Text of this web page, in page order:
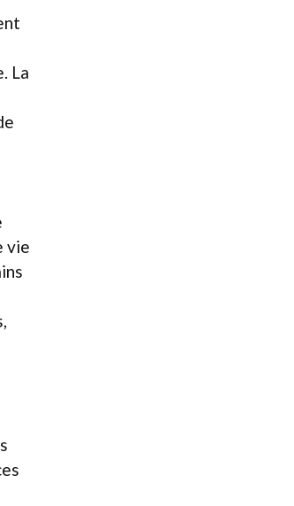
La
vie